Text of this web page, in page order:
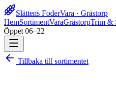
Slättens FoderVara · Grästorp
HemSortimentVaraGrästorpTrim &
Öppet 06–22
Tillbaka till sortimentet